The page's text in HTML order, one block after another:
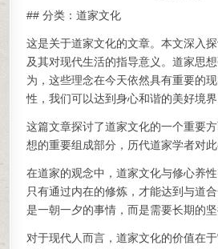
## 分类：道家文化
这是关于道家文化的文章。本文深入
及其对现代生活的指导意义。道家思
为，这些理念在今天依然具有重要的
性，我们可以达到身心和谐的美好境界
这篇文章探讨了道家文化的一个重要
想的重要组成部分，历代道家学者对此
在道家的观念中，道家文化与修心养
只有通过内在的修炼，才能达到与道
是一朝一夕的事情，而是需要长期的坚
对于现代人而言，道家文化的价值在